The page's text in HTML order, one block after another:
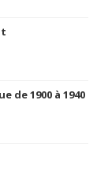
de 1900 à 1940